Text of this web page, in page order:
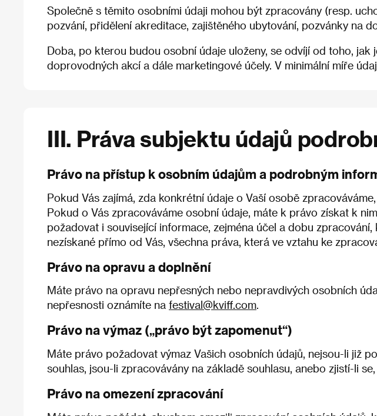
Společně s těmito osobními údaji mohou být zpracovány (resp.
pozvání, přidělení akreditace, zajištěného ubytování, pozvánky na
Doba, po kterou budou osobní údaje uloženy, se odvíjí od toho,
doprovodných akcí a dále marketingové účely. V minimální míře
III. Práva subjektu údajů
Právo na přístup k osobním údajům a podrobným
Pokud Vás zajímá, zda konkrétní údaje o Vaší osobě
Pokud o Vás zpracováváme osobní údaje, máte k právo získat k
požadovat i související informace, zejména účel a dobu
nezískané přímo od Vás, všechna práva, která ve vztahu ke
Právo na opravu a doplnění
Máte právo na opravu nepřesných nebo nepravdivých osobních
nepřesnosti oznámíte na festival@kviff.com.
Právo na výmaz („právo být zapomenut“)
Máte právo požadovat výmaz Vašich osobních údajů, nejsou-li již
souhlas, jsou-li zpracovávány na základě souhlasu, anebo zjistí-li
Právo na omezení zpracování